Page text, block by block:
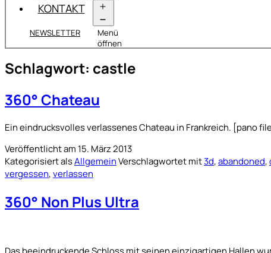
KONTAKT
Menü
öffnen
NEWSLETTER
Schlagwort: castle
360° Chateau
Ein eindrucksvolles verlassenes Chateau in Frankreich. [pano
Veröffentlicht am 15. März 2013
Kategorisiert alsAllgemeinVerschlagwortet mit3d,abandoned,
vergessen,verlassen
360° Non Plus Ultra